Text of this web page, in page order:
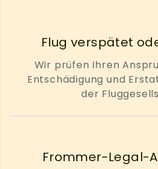
Flug verspätet
Wir prüfen Ihren
Entschädigung und
der
Frommer-Legal-